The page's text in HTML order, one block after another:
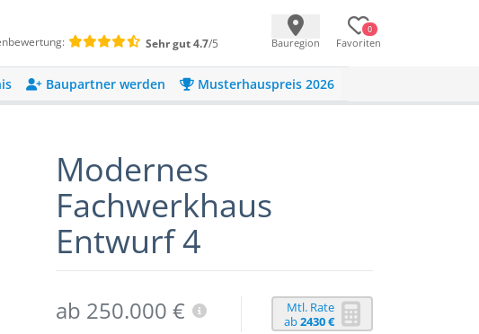
Sehr gut4.7/5 Bauregion
0
Favoriten
Baupartner werden Musterhauspreis 2026
Modernes
Fachwerkhaus
Entwurf 4
ab 250.000 €
Mtl. Rate
ab2430 €